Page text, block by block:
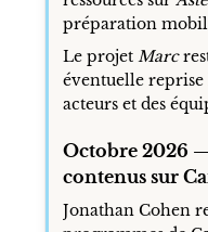
préparation
Le projet Marc
éventuelle reprise
acteurs et des
Octobre 2026
contenus sur
Jonathan Cohen